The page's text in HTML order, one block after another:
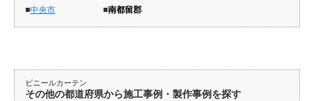
中央市 南都留郡
ビニールカーテン
その他の都道府県から施工事例・製作事例を探す